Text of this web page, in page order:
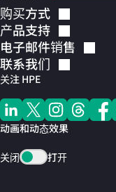
购买方式
产品支持
电子邮件销售
联系我们
关注 HPE
动画和动态效果
关闭 打开